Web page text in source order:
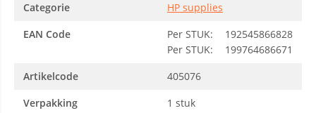
Categorie
HP supplies
EAN Code
Per STUK:
192545866828
Per STUK:
199764686671
Artikelcode
405076
Verpakking
1 stuk